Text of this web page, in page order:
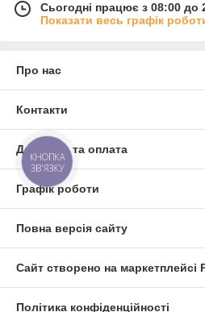
Сьогодні працює з 08:00 до
Показати весь графік
Про нас
Контакти
Доставка та оплата
Графік роботи
Повна версія сайту
Сайт створено на маркетплейсі
Політика конфіденційності
КНОПКА
ЗВ'ЯЗКУ